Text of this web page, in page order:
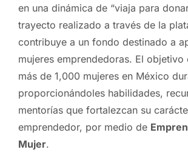
en una dinámica de “viaja para
trayecto realizado a través de la
contribuye a un fondo destinado a
mujeres emprendedoras. El objetivo
más de 1,000 mujeres en México
proporcionándoles habilidades,
mentorías que fortalezcan su
emprendedor, por medio de
Mujer.